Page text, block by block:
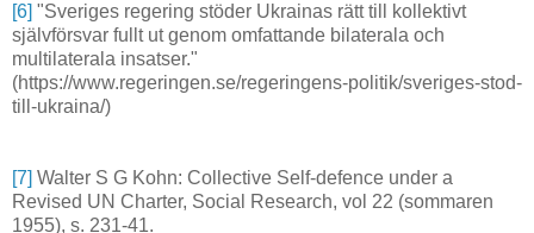
[6] "Sveriges regering stöder Ukrainas rätt till kollektivt
självförsvar fullt ut genom omfattande bilaterala och
multilaterala insatser."
(https://www.regeringen.se/regeringens-politik/sveriges-stod-
till-ukraina/)
[7] Walter S G Kohn: Collective Self-defence under a
Revised UN Charter, Social Research, vol 22 (sommaren
1955), s. 231-41.